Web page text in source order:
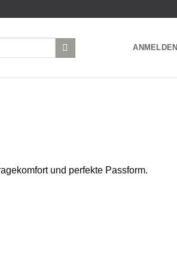
ANMELDEN
und perfekte Passform.